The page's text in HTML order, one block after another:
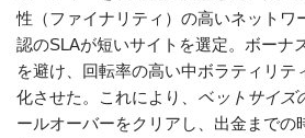
性（ファイナリティ）の高いネットワ
認のSLAが短いサイトを選定。ボーナ
を避け、回転率の高い中ボラティリテ
化させた。これにより、 ベットサイズ
ールオーバーをクリアし、出金までの